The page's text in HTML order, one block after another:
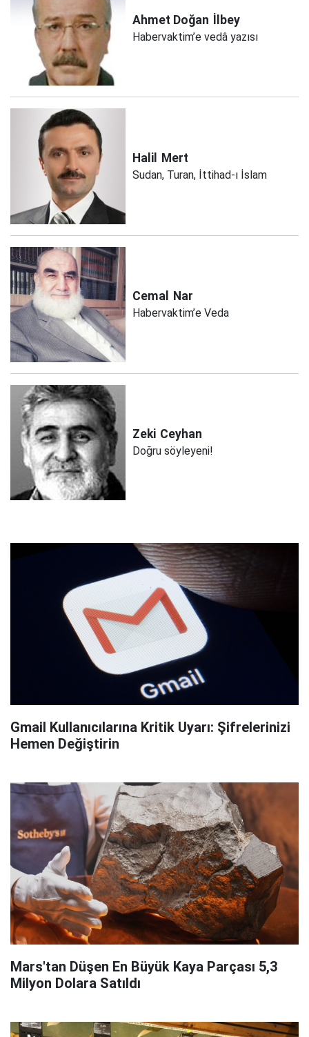
Ahmet Doğan İlbey
Habervaktim’e vedâ yazısı
Halil Mert
Sudan, Turan, İttihad-ı İslam
Cemal Nar
Habervaktim’e Veda
Zeki Ceyhan
Doğru söyleyeni!
Gmail Kullanıcılarına Kritik Uyarı: Şifrelerinizi
Hemen Değiştirin
Mars'tan Düşen En Büyük Kaya Parçası 5,3
Milyon Dolara Satıldı